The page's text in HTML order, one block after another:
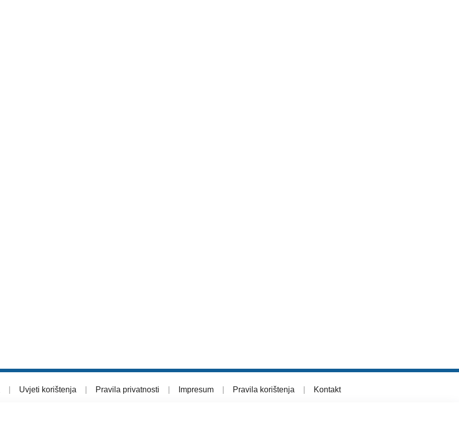
Uvjeti korištenja Pravila privatnosti Impresum Pravila korištenja Kontakt